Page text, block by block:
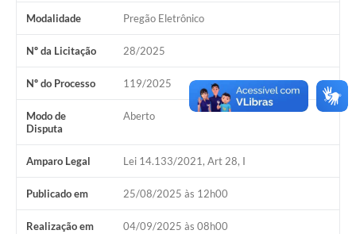
Ouvidoria
Cavernas do Peruaçu
Galeria de Fotos
Galeria de Vídeos
Notícias
Links e Sites
Modalidade Pregão Eletrônico
Nº da Licitação 28/2025
Nº do Processo 119/2025
Modo de
Disputa
Aberto
Amparo Legal Lei 14.133/2021, Art 28, I
Publicado em 25/08/2025 às 12h00
Realização em 04/09/2025 às 08h00